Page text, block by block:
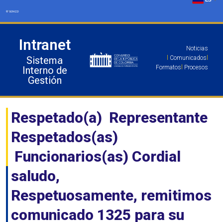
Intranet
Sistema
Interno de
Gestión
Noticias
Comunicados
Formatos Procesos
Respetado(a) Representante
Respetados(as)
Funcionarios(as) Cordial
saludo,
Respetuosamente, remitimos
comunicado 1325 para su